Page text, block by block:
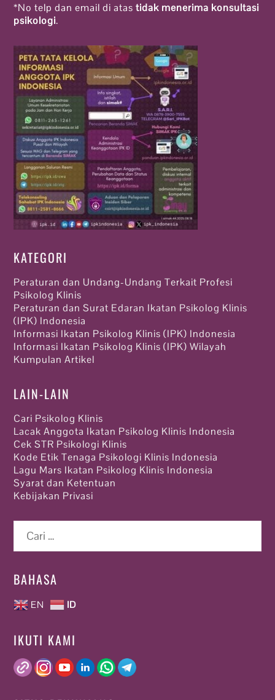
*No telp dan email di atastidak menerima konsultasi
psikologi.
KATEGORI
Peraturan dan Undang-Undang Terkait Profesi
Psikolog Klinis
Peraturan dan Surat Edaran Ikatan Psikolog Klinis
(IPK) Indonesia
Informasi Ikatan Psikolog Klinis (IPK) Indonesia
Informasi Ikatan Psikolog Klinis (IPK) Wilayah
Kumpulan Artikel
LAIN-LAIN
Cari Psikolog Klinis
Lacak Anggota Ikatan Psikolog Klinis Indonesia
Cek STR Psikologi Klinis
Kode Etik Tenaga Psikologi Klinis Indonesia
Lagu Mars Ikatan Psikolog Klinis Indonesia
Syarat dan Ketentuan
Kebijakan Privasi
untuk:
BAHASA
EN ID
IKUTI KAMI